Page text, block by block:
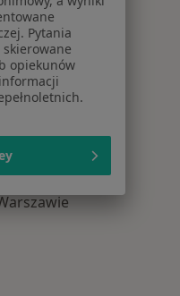
leczone
Warszawie
Pytania
opiekunów